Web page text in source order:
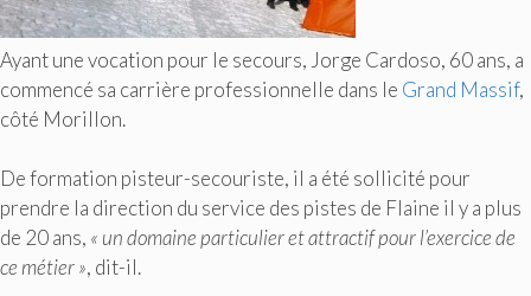
Ayant une vocation pour le secours, Jorge Cardoso, 60 ans, a
commencé sa carrière professionnelle dans le Grand Massif,
côté Morillon.
De formation pisteur-secouriste, il a été sollicité pour
prendre la direction du service des pistes de Flaine il y a plus
de 20 ans, « un domaine particulier et attractif pour l’exercice de
ce métier », dit-il.